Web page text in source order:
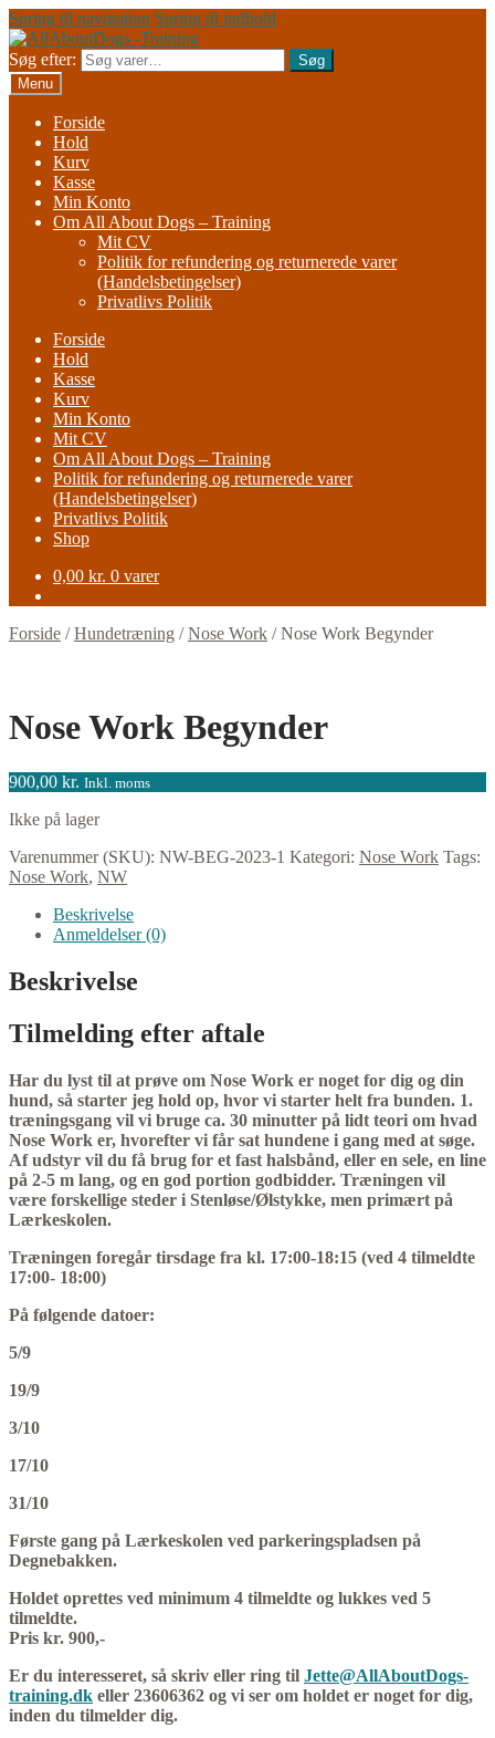
Spring til navigation Spring til indhold
Søg efter:
Søg
Menu
Forside
Hold
Kurv
Kasse
Min Konto
Om All About Dogs – Training
Mit CV
Politik for refundering og returnerede varer
(Handelsbetingelser)
Privatlivs Politik
Forside
Hold
Kasse
Kurv
Min Konto
Mit CV
Om All About Dogs – Training
Politik for refundering og returnerede varer
(Handelsbetingelser)
Privatlivs Politik
Shop
0,00 kr. 0 varer
Forside /Hundetræning /Nose Work /Nose Work Begynder
Nose Work Begynder
900,00 kr. Inkl. moms
Ikke på lager
Varenummer (SKU): NW-BEG-2023-1 Kategori: Nose Work Tags:
Nose Work, NW
Beskrivelse
Anmeldelser (0)
Beskrivelse
Tilmelding efter aftale
Har du lyst til at prøve om Nose Work er noget for dig og din
hund, så starter jeg hold op, hvor vi starter helt fra bunden. 1.
træningsgang vil vi bruge ca. 30 minutter på lidt teori om hvad
Nose Work er, hvorefter vi får sat hundene i gang med at søge.
Af udstyr vil du få brug for et fast halsbånd, eller en sele, en line
på 2-5 m lang, og en god portion godbidder. Træningen vil
være forskellige steder i Stenløse/Ølstykke, men primært på
Lærkeskolen.
Træningen foregår tirsdage fra kl. 17:00-18:15 (ved 4 tilmeldte
17:00- 18:00)
På følgende datoer:
5/9
19/9
3/10
17/10
31/10
Første gang på Lærkeskolen ved parkeringspladsen på
Degnebakken.
Holdet oprettes ved minimum 4 tilmeldte og lukkes ved 5
tilmeldte.
Pris kr. 900,-
Er du interesseret, så skriv eller ring til Jette@AllAboutDogs-
training.dk eller 23606362 og vi ser om holdet er noget for dig,
inden du tilmelder dig.